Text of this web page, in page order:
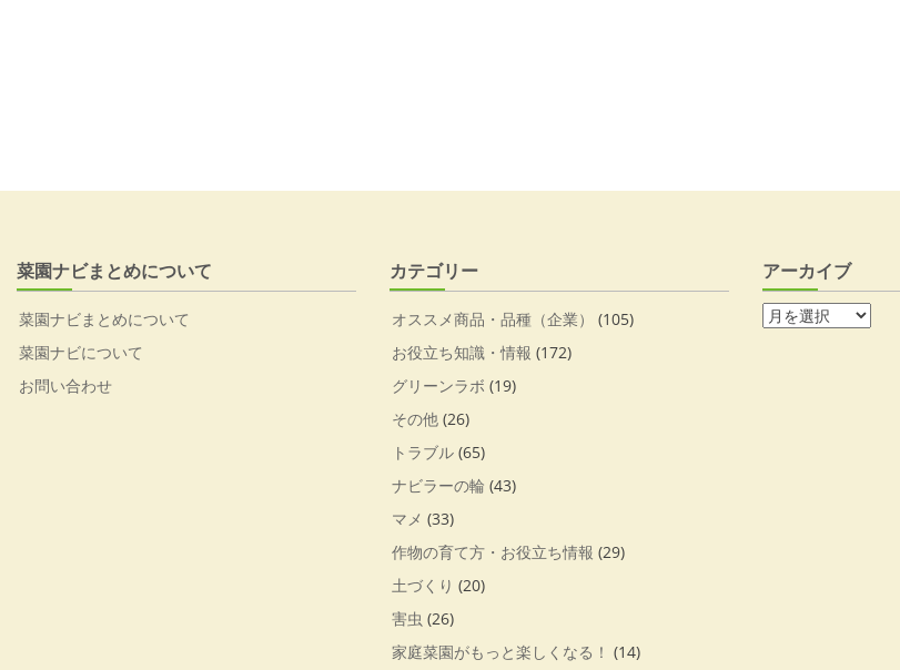
菜園ナビまとめについて
菜園ナビまとめについて
菜園ナビについて
お問い合わせ
カテゴリー
オススメ商品・品種（企業）
(105)
お役立ち知識・情報 (172)
グリーンラボ (19)
その他 (26)
トラブル (65)
ナビラーの輪 (43)
マメ (33)
作物の育て方・お役立ち情報 (29)
土づくり (20)
害虫 (26)
家庭菜園がもっと楽しくなる！ (14)
アーカイブ